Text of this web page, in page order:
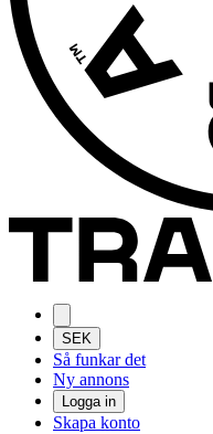
SEK
Så funkar det
Ny annons
Logga in
Skapa konto